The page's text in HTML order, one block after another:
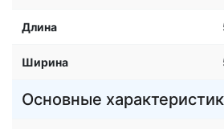
Длина
Ширина
Основные